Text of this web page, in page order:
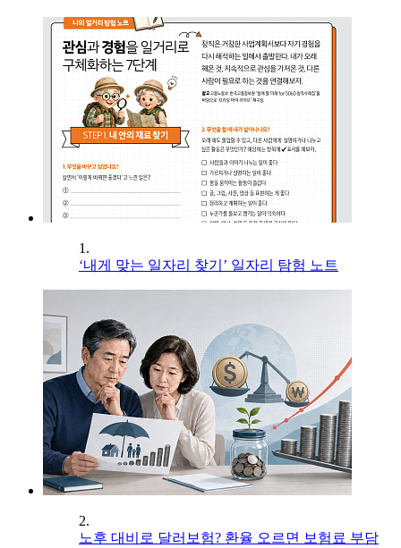
1.
‘내게 맞는 일자리 찾기’ 일자리 탐험 노트
2.
노후 대비로 달러보험? 환율 오르면 보험료 부담